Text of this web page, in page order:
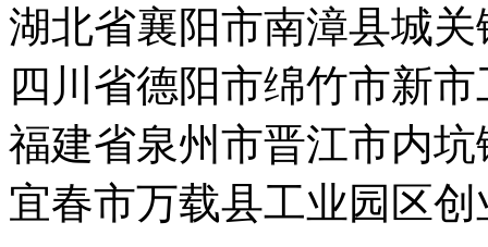
湖北省襄阳市南漳县城
四川省德阳市绵竹市新
福建省泉州市晋江市内
宜春市万载县工业园区创